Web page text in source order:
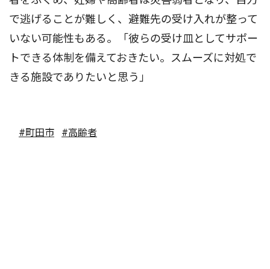
で逃げることが難しく、避難先の受け入れが整って
いない可能性もある。「彼らの受け皿としてサポー
トできる体制を備えておきたい。スムーズに対処で
きる施設でありたいと思う」
#町田市 #高齢者